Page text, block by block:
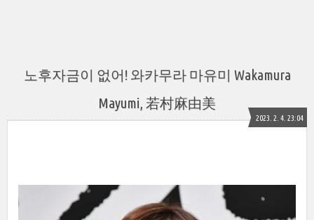
노후자금이 없어! 와카무라 마유미 Wakamura
Mayumi, 若村麻由美
2023. 2. 4. 23:04